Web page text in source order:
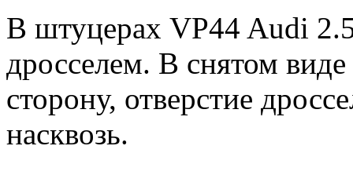
В штуцерах VP44 Audi
дросселем. В снятом
сторону, отверстие
насквозь.